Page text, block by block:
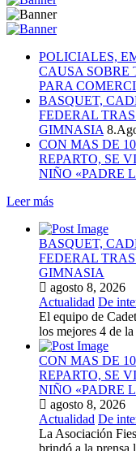
POLICIALES,
CAUSA SOBRE
PARA
BASQUET,
FEDERAL
GIMNASIA
CON MAS DE
REPARTO, SE
NIÑO «PADRE
Leer más
BASQUET,
FEDERAL
GIMNASIA
agosto 8, 2026
Actualidad De
El equipo de
los mejores 4 de
CON MAS DE
REPARTO, SE
NIÑO «PADRE
agosto 8, 2026
Actualidad De
La Asociación
brindó a la prensa